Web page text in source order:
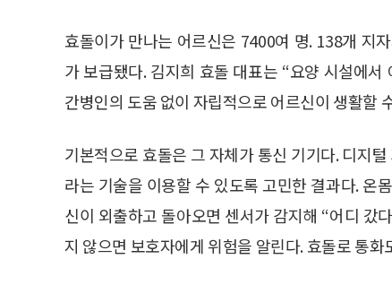
효돌이가 만나는 어르신은 7400여 명. 138개 지
가 보급됐다. 김지희 효돌 대표는 “요양 시설에
간병인의 도움 없이 자립적으로 어르신이 생활할
기본적으로 효돌은 그 자체가 통신 기기다. 디지
라는 기술을 이용할 수 있도록 고민한 결과다. 온
신이 외출하고 돌아오면 센서가 감지해 “어디 갔
지 않으면 보호자에게 위험을 알린다. 효돌로 통화